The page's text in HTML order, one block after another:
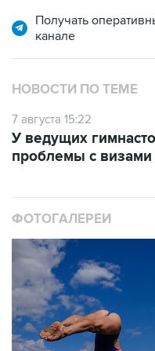
Получать
канале
НОВОСТИ ПО ТЕМЕ
7 августа 15:22
У ведущих
проблемы с
ФОТОГАЛЕРЕИ